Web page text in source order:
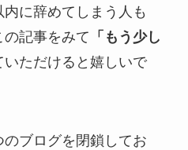
内に辞めてしまう人も
の記事をみて 「もう少し
いただけると嬉しいで
ブログを閉鎖してお